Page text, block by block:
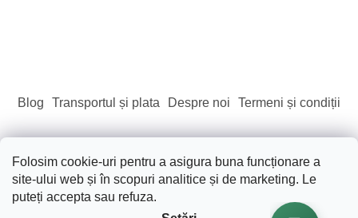
Folosim cookie-uri pentru a asigura buna funcționare a
site-ului web și în scopuri analitice și de marketing. Le
puteți accepta sau refuza.
Blog Transportul și plata Despre noi Termeni și condiții
Creat de Shoptet